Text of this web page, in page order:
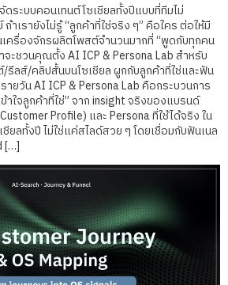
ดระบบคอนเทนต์โซเชียลทั้งปีแบบที่ทีมไม่
าเรายังไม่รู้ “ลูกค้าที่ใช่จริง ๆ” คือใคร ต่อให้มี
เครื่องจักรผลิตโพสต์จำนวนมากที่ “พูดกับทุกคน
จะชวนคุณตั้ง AI ICP & Persona Lab สำหรับ
รีลส์/คลิปสั้นบนโซเชียล ผูกกับลูกค้าที่ใช่และฟัน
ายวัน AI ICP & Persona Lab คือกระบวนการ
าใจลูกค้าที่ใช่” จาก insight จริงของแบรนด์
Profile) และ Persona ที่ใช้ได้จริง ใน
ยลทั้งปี ไม่ใช่แค่สไลด์สวย ๆ โดยเชื่อมกับฟันเนล
[…]